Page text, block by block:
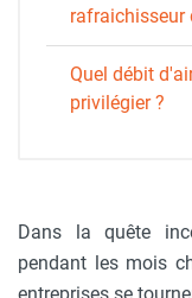
rafraichisseur
Quel débit
privilégier ?
Dans la quête
pendant les mois
entreprises se